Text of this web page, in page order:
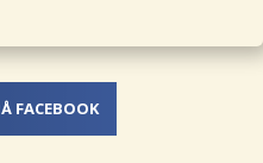
FACEBOOK